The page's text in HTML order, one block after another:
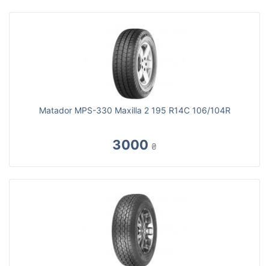
Matador MPS-330 Maxilla 2 195 R14C 106/104R
3000 ₴